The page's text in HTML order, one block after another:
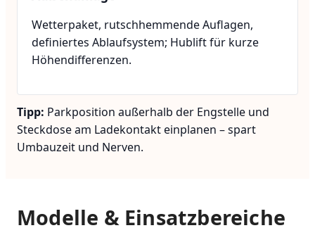
Wetterpaket, rutschhemmende Auflagen,
definiertes Ablaufsystem; Hublift für kurze
Höhendifferenzen.
Tipp: Parkposition außerhalb der Engstelle und
Steckdose am Ladekontakt einplanen – spart
Umbauzeit und Nerven.
Modelle & Einsatzbereiche